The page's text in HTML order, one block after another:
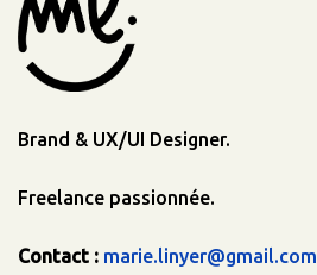
Brand & UX/UI Designer.
Freelance passionnée.
Contact : marie.linyer@gmail.com